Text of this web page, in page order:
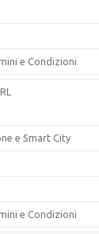
e Condizioni
e Smart City
e Condizioni